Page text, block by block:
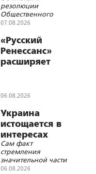
резолюции
Общественного
военно-
форума Союзного
Государства
07.08.2026
«Русский
Ренессанс»
расширяет
идет к зрителю
06.08.2026
Украина
истощается в
интересах
Запада
Сам факт
стремления
значительной части
украинских
06.08.2026